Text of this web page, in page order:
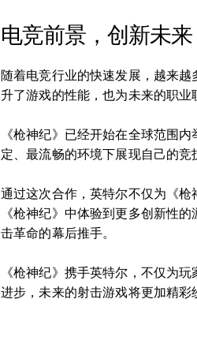
电竞前景，创新未来
随着电竞行业的快速发展，越来
升了游戏的性能，也为未来的职业
《枪神纪》已经开始在全球范围
定、最流畅的环境下展现自己的竞
通过这次合作，英特尔不仅为《
《枪神纪》中体验到更多创新性
击革命的幕后推手。
《枪神纪》携手英特尔，不仅为
进步，未来的射击游戏将更加精彩